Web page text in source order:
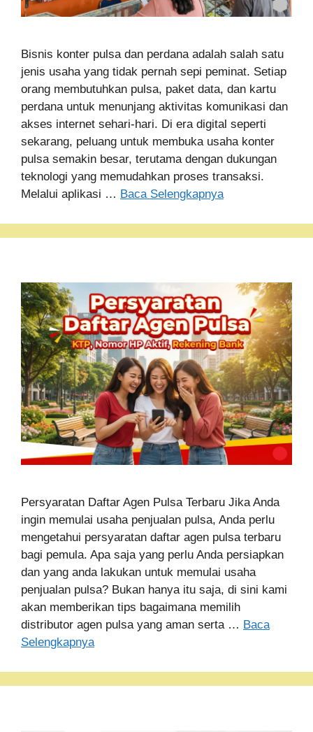
Bisnis konter pulsa dan perdana adalah salah satu
jenis usaha yang tidak pernah sepi peminat. Setiap
orang membutuhkan pulsa, paket data, dan kartu
perdana untuk menunjang aktivitas komunikasi dan
akses internet sehari-hari. Di era digital seperti
sekarang, peluang untuk membuka usaha konter
pulsa semakin besar, terutama dengan dukungan
teknologi yang memudahkan proses transaksi.
Melalui aplikasi … Baca Selengkapnya
Persyaratan Daftar Agen Pulsa Terbaru Jika Anda
ingin memulai usaha penjualan pulsa, Anda perlu
mengetahui persyaratan daftar agen pulsa terbaru
bagi pemula. Apa saja yang perlu Anda persiapkan
dan yang anda lakukan untuk memulai usaha
penjualan pulsa? Bukan hanya itu saja, di sini kami
akan memberikan tips bagaimana memilih
distributor agen pulsa yang aman serta … Baca
Selengkapnya